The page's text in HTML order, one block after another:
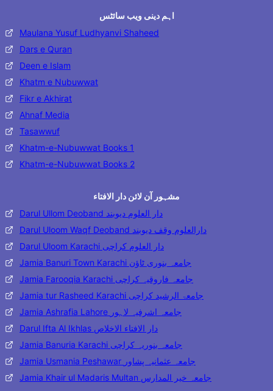
اہم دینی ویب سائٹس
Maulana Yusuf Ludhyanvi Shaheed
Dars e Quran
Deen e Islam
Khatm e Nubuwwat
Fikr e Akhirat
Ahnaf Media
Tasawwuf
Khatm-e-Nubuwwat Books 1
Khatm-e-Nubuwwat Books 2
مشہور آن لائن دار الافتاء
Darul Ullom Deoband دار العلوم دیوبند
Darul Uloom Waqf Deoband دارالعلوم وقف دیوبند
Darul Uloom Karachi دار العلوم کراچی
Jamia Banuri Town Karachi جامعہ بنوری ٹاؤن
Jamia Farooqia Karachi جامعہ فاروقیہ کراچی
Jamia tur Rasheed Karachi جامعۃ الرشید کراچی
Jamia Ashrafia Lahore جامعہ اشرفیہ لاہور
Darul Ifta Al Ikhlas دار الافتاء الاخلاص
Jamia Banuria Karachi جامعہ بنوریہ کراچی
Jamia Usmania Peshawar جامعہ عثمانیہ پشاور
Jamia Khair ul Madaris Multan جامعہ خیر المدارس